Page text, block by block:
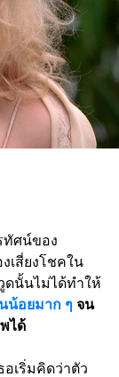
ทัศน์ของ
เสี่ยงโชคใน
ดนั้นไม่ได้ทำให้
น้อยมาก ๆ จน
ได้
เริ่มคิดว่าตัว